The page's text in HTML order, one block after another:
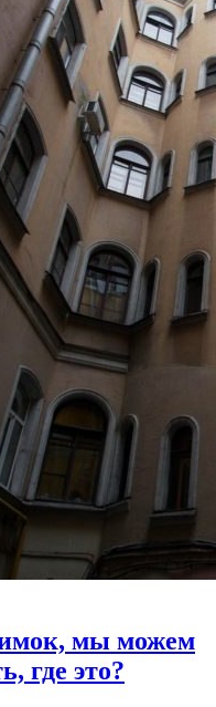
мы можем
где это?